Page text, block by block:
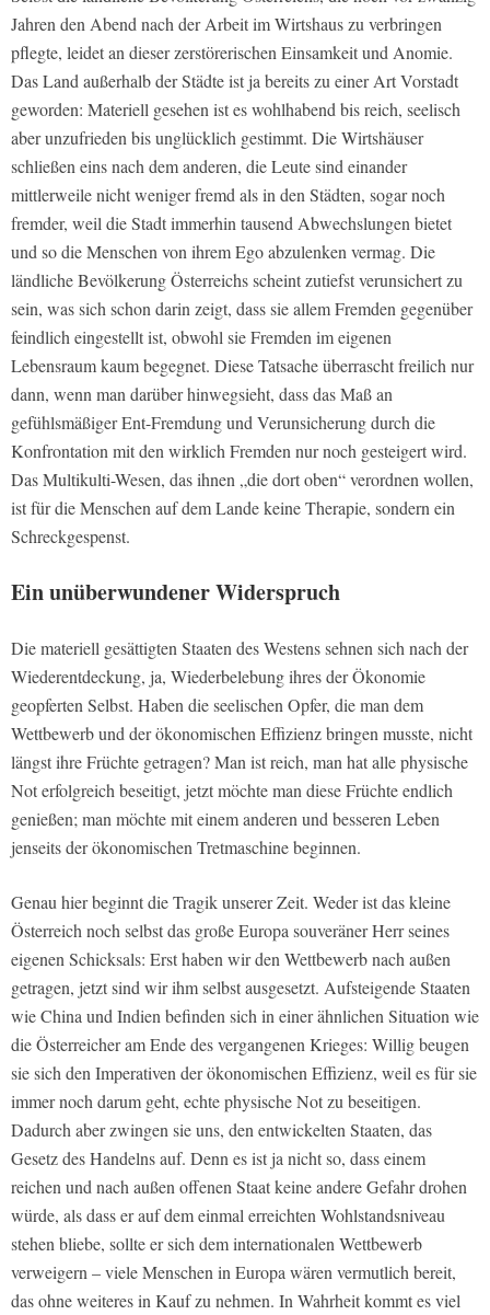
Jahren den Abend nach der Arbeit im Wirtshaus zu verbringen
pflegte, leidet an dieser zerstörerischen Einsamkeit und Anomie.
Das Land außerhalb der Städte ist ja bereits zu einer Art Vorstadt
geworden: Materiell gesehen ist es wohlhabend bis reich, seelisch
aber unzufrieden bis unglücklich gestimmt. Die Wirtshäuser
schließen eins nach dem anderen, die Leute sind einander
mittlerweile nicht weniger fremd als in den Städten, sogar noch
fremder, weil die Stadt immerhin tausend Abwechslungen bietet
und so die Menschen von ihrem Ego abzulenken vermag. Die
ländliche Bevölkerung Österreichs scheint zutiefst verunsichert zu
sein, was sich schon darin zeigt, dass sie allem Fremden gegenüber
feindlich eingestellt ist, obwohl sie Fremden im eigenen
Lebensraum kaum begegnet. Diese Tatsache überrascht freilich nur
dann, wenn man darüber hinwegsieht, dass das Maß an
gefühlsmäßiger Ent-Fremdung und Verunsicherung durch die
Konfrontation mit den wirklich Fremden nur noch gesteigert wird.
Das Multikulti-Wesen, das ihnen „die dort oben“ verordnen wollen,
ist für die Menschen auf dem Lande keine Therapie, sondern ein
Schreckgespenst.
Ein unüberwundener Widerspruch
Die materiell gesättigten Staaten des Westens sehnen sich nach der
Wiederentdeckung, ja, Wiederbelebung ihres der Ökonomie
geopferten Selbst. Haben die seelischen Opfer, die man dem
Wettbewerb und der ökonomischen Effizienz bringen musste, nicht
längst ihre Früchte getragen? Man ist reich, man hat alle physische
Not erfolgreich beseitigt, jetzt möchte man diese Früchte endlich
genießen; man möchte mit einem anderen und besseren Leben
jenseits der ökonomischen Tretmaschine beginnen.
Genau hier beginnt die Tragik unserer Zeit. Weder ist das kleine
Österreich noch selbst das große Europa souveräner Herr seines
eigenen Schicksals: Erst haben wir den Wettbewerb nach außen
getragen, jetzt sind wir ihm selbst ausgesetzt. Aufsteigende Staaten
wie China und Indien befinden sich in einer ähnlichen Situation wie
die Österreicher am Ende des vergangenen Krieges: Willig beugen
sie sich den Imperativen der ökonomischen Effizienz, weil es für sie
immer noch darum geht, echte physische Not zu beseitigen.
Dadurch aber zwingen sie uns, den entwickelten Staaten, das
Gesetz des Handelns auf. Denn es ist ja nicht so, dass einem
reichen und nach außen offenen Staat keine andere Gefahr drohen
würde, als dass er auf dem einmal erreichten Wohlstandsniveau
stehen bliebe, sollte er sich dem internationalen Wettbewerb
verweigern – viele Menschen in Europa wären vermutlich bereit,
das ohne weiteres in Kauf zu nehmen. In Wahrheit kommt es viel